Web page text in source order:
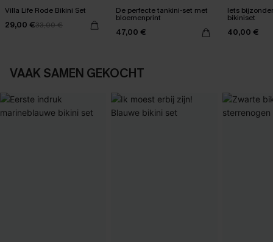
Villa Life Rode Bikini Set
29,00 €33,00 €
De perfecte tankini-set met
bloemenprint
47,00 €
Iets
bikiniset
40,00 €
VAAK SAMEN GEKOCHT